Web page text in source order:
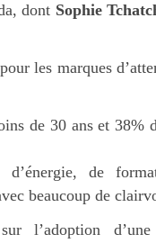
dont Sophie
les marques
de 30 ans et 38%
de
beaucoup de
l’adoption